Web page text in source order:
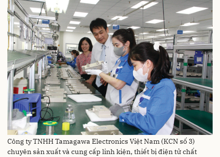
Công ty TNHH Tamagawa Electronics Việt Nam (KCN số 3)
chuyên sản xuất và cung cấp linh kiện, thiết bị điện tử chất